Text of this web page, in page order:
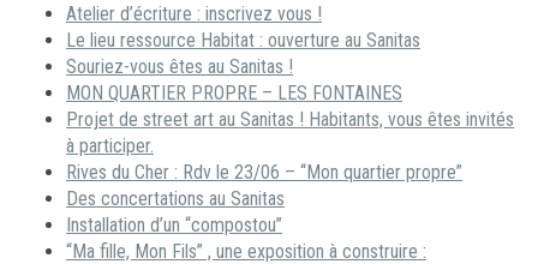
Atelier d’écriture : inscrivez vous !
Le lieu ressource Habitat : ouverture au Sanitas
Souriez-vous êtes au Sanitas !
MON QUARTIER PROPRE – LES FONTAINES
Projet de street art au Sanitas ! Habitants, vous êtes invités
à participer.
Rives du Cher : Rdv le 23/06 – “Mon quartier propre”
Des concertations au Sanitas
Installation d’un “compostou”
“Ma fille, Mon Fils” , une exposition à construire :